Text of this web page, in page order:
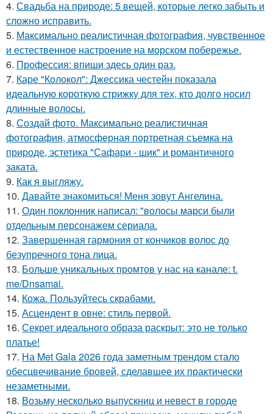
4. Свадьба на природе: 5 вещей, которые легко забыть и
сложно исправить.
5. Максимально реалистичная фотография, чувственное
и естественное настроение на морском побережье.
6. Профессия: впиши здесь один раз.
7. Каре "Колокол": Джессика честейн показала
идеальную короткую стрижку для тех, кто долго носил
длинные волосы.
8. Создай фото. Максимально реалистичная
фотография, атмосферная портретная съемка на
природе, эстетика "Сафари - шик" и романтичного
заката.
9. Как я выгляжу.
10. Давайте знакомиться! Меня зовут Ангелина.
11. Один поклонник написал: "волосы марси были
отдельным персонажем сериала.
12. Завершенная гармония от кончиков волос до
безупречного тона лица.
13. Больше уникальных промтов у нас на канале: t.
me/Dnsamai.
14. Кожа. Пользуйтесь скрабами.
15. Асцендент в овне: стиль первой.
16. Секрет идеального образа раскрыт: это не только
платье!
17. На Met Gala 2026 года заметным трендом стало
обесцвечивание бровей, сделавшее их практически
незаметными.
18. Возьму несколько выпускниц и невест в городе